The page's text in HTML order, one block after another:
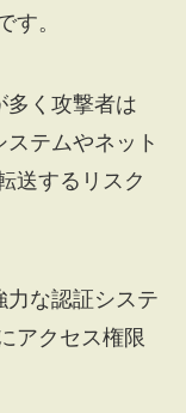
す。
多く攻撃者は
テムやネット
送するリスク
力な認証システ
アクセス権限